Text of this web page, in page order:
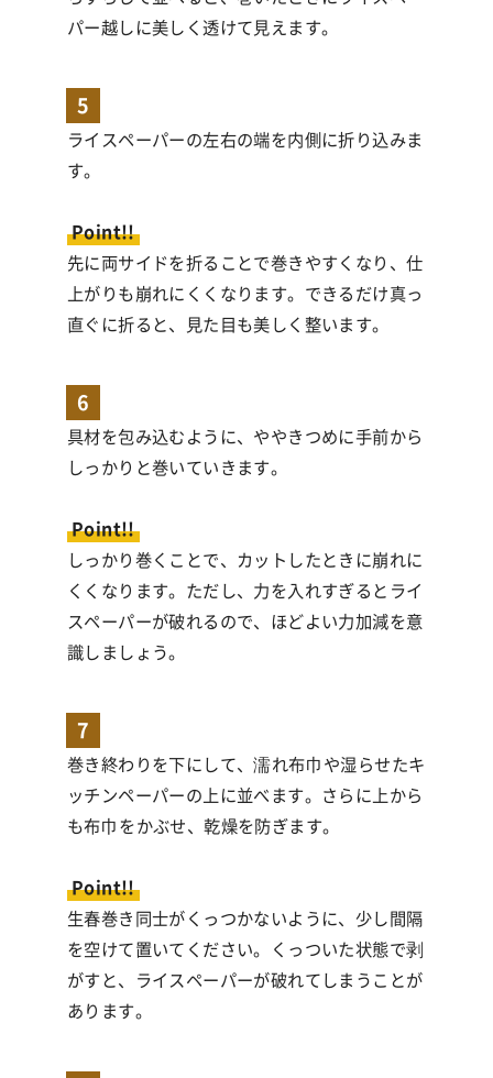
パー越しに美しく透けて見えます。
5
ライスペーパーの左右の端を内側に折り込みま
す。
Point!!
先に両サイドを折ることで巻きやすくなり、仕
上がりも崩れにくくなります。できるだけ真っ
直ぐに折ると、見た目も美しく整います。
6
具材を包み込むように、ややきつめに手前から
しっかりと巻いていきます。
Point!!
しっかり巻くことで、カットしたときに崩れに
くくなります。ただし、力を入れすぎるとライ
スペーパーが破れるので、ほどよい力加減を意
識しましょう。
7
巻き終わりを下にして、濡れ布巾や湿らせたキ
ッチンペーパーの上に並べます。さらに上から
も布巾をかぶせ、乾燥を防ぎます。
Point!!
生春巻き同士がくっつかないように、少し間隔
を空けて置いてください。くっついた状態で剥
がすと、ライスペーパーが破れてしまうことが
あります。